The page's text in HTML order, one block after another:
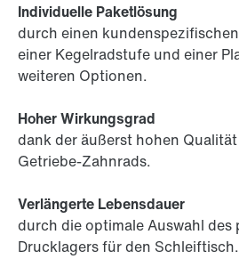
Individuelle Paketlösung
durch einen
einer Kegelradstufe und einer
weiteren Optionen.
Hoher Wirkungsgrad
dank der äußerst hohen
Getriebe-Zahnrads.
Verlängerte Lebensdauer
durch die optimale Auswahl des
Drucklagers für den Schleiftisch.